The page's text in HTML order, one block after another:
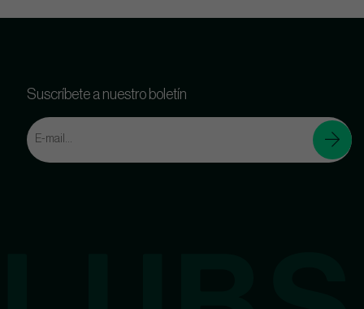
Suscríbete a nuestro boletín